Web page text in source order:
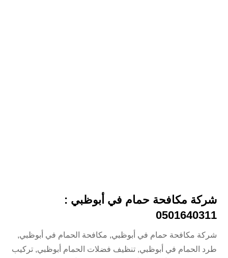
شركة مكافحة حمام في أبوظبي :
0501640311
شركة مكافحة حمام في أبوظبي, مكافحة الحمام في أبوظبي,
طرد الحمام في أبوظبي, تنظيف فضلات الحمام أبوظبي, تركيب